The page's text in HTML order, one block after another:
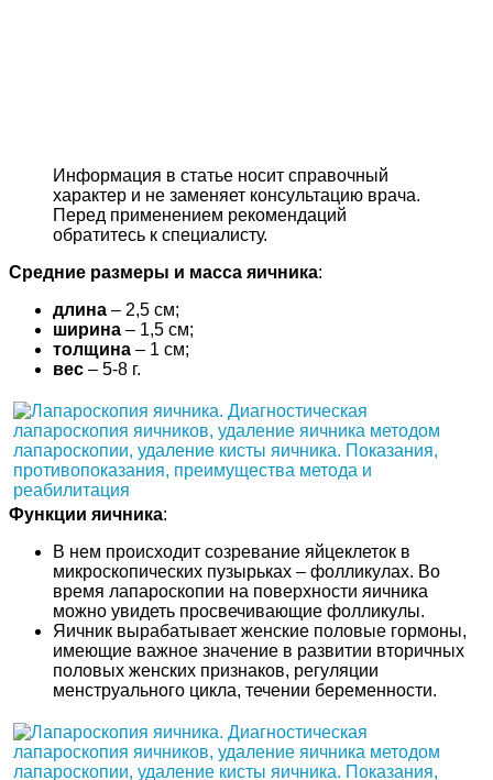
Информация в статье носит справочный
характер и не заменяет консультацию врача.
Перед применением рекомендаций
обратитесь к специалисту.
Средние размеры и масса яичника:
длина – 2,5 см;
ширина – 1,5 см;
толщина – 1 см;
вес – 5-8 г.
Функции яичника:
В нем происходит созревание яйцеклеток в
микроскопических пузырьках – фолликулах. Во
время лапароскопии на поверхности яичника
можно увидеть просвечивающие фолликулы.
Яичник вырабатывает женские половые гормоны,
имеющие важное значение в развитии вторичных
половых женских признаков, регуляции
менструального цикла, течении беременности.